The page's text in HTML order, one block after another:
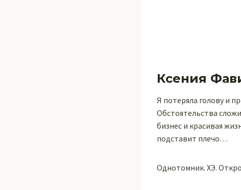
Ксения
Я потеряла голову и
Обстоятельства
бизнес и красивая
подставит плечо…
Однотомник. ХЭ.